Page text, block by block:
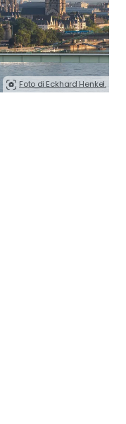
Foto di Eckhard Henkel.